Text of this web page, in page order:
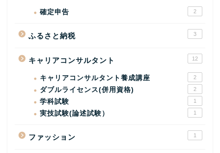
確定申告 2
ふるさと納税 3
キャリアコンサルタント 12
キャリアコンサルタント養成講座 2
ダブルライセンス(併用資格) 2
学科試験 1
実技試験(論述試験） 1
ファッション 1